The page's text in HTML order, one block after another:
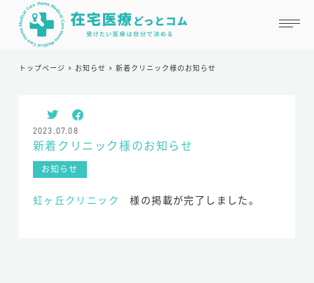
在宅医療どっとコムとは
はじめての方へ
掲載を希望の方へ
トップページ > お知らせ > 新着クリニック様のお知らせ
2023.07.08
新着クリニック様のお知らせ
お知らせ
虹ヶ丘クリニック 様の掲載が完了しました。